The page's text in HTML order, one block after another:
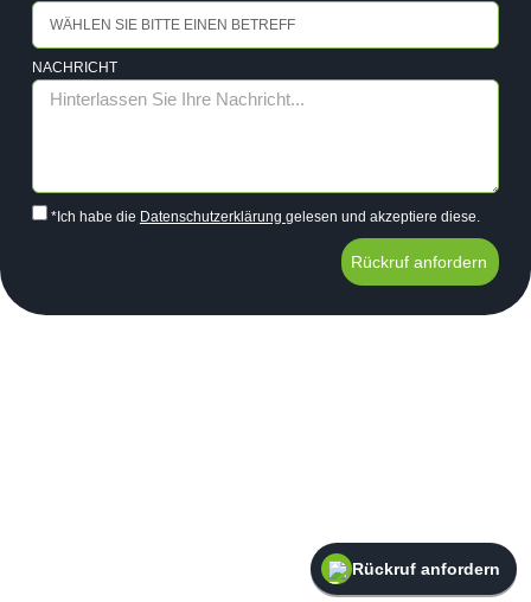
Rückruf anfordern
NACHRICHT
*Ich habe die Datenschutzerklärung gelesen und akzeptiere diese.
Rückruf anfordern